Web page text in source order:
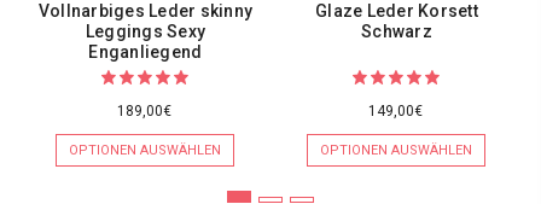
Vollnarbiges Leder skinny
Leggings Sexy
Enganliegend
189,00€
OPTIONEN AUSWÄHLEN
Glaze Leder Korsett
Schwarz
149,00€
OPTIONEN AUSWÄHLEN